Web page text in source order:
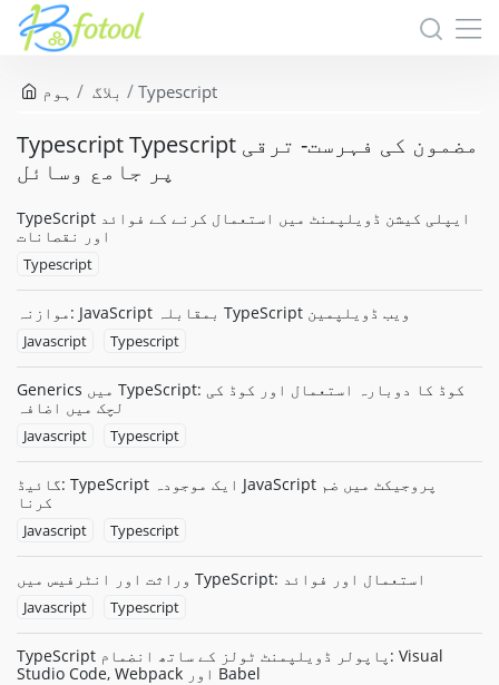
ہوم بلاگ Typescript
Typescript Typescript مضمون کی فہرست- ترقی
پر جامع وسائل
TypeScript ایپلی کیشن ڈویلپمنٹ میں استعمال کرنے کے فوائد
اور نقصانات
Typescript
موازنہ: JavaScript بمقابلہ TypeScript ویب ڈویلپمین
Javascript Typescript
Generics میں TypeScript: کوڈ کا دوبارہ استعمال اور کوڈ کی
لچک میں اضافہ
Javascript Typescript
گائیڈ: TypeScript ایک موجودہ JavaScript پروجیکٹ میں ضم
کرنا
Javascript Typescript
وراثت اور انٹرفیس میں TypeScript: استعمال اور فوائد
Javascript Typescript
TypeScript پاپولر ڈویلپمنٹ ٹولز کے ساتھ انضمام: Visual
Studio Code, Webpack اور Babel